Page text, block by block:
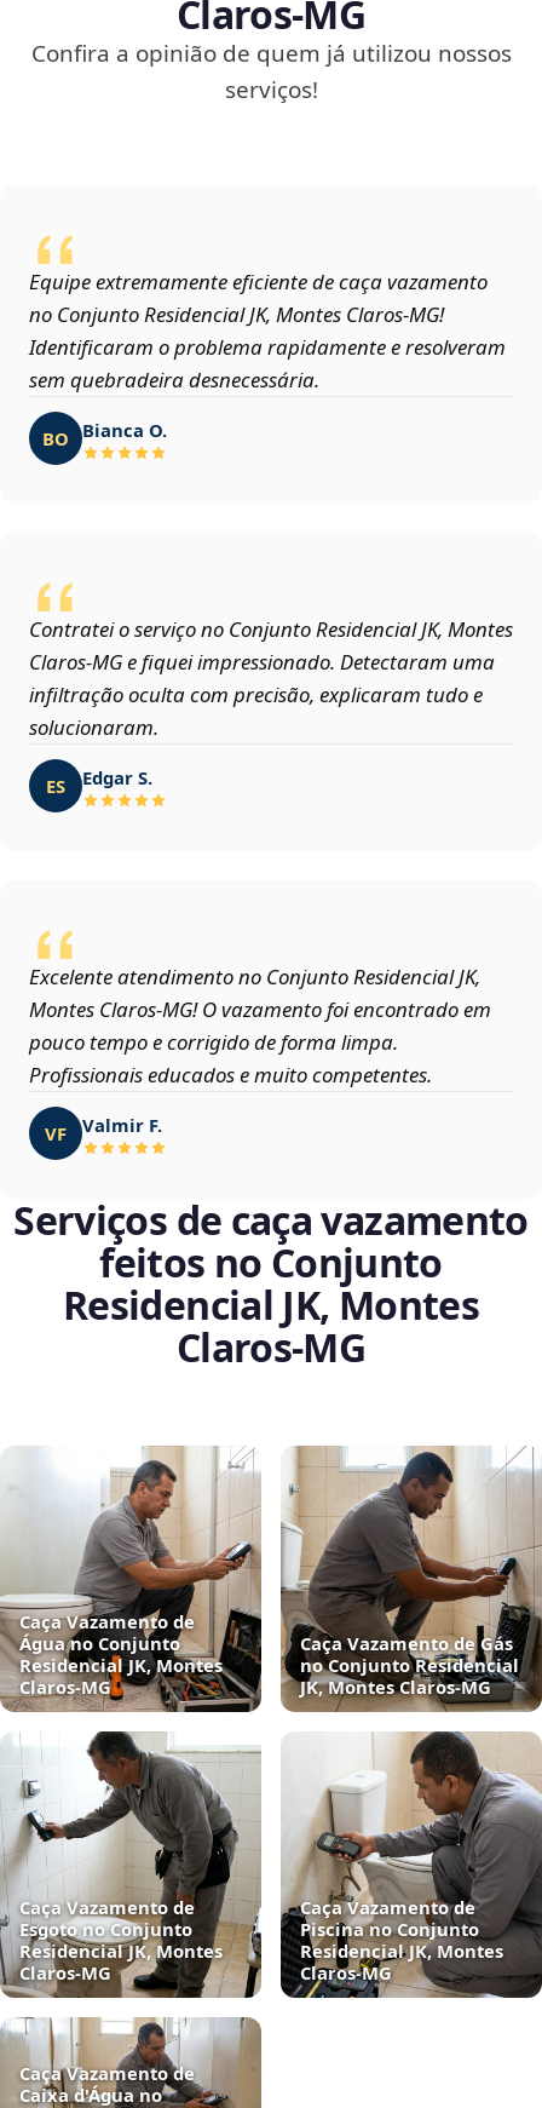
Claros‑MG
Confira a opinião de quem já utilizou nossos
serviços!
Equipe extremamente eficiente de caça vazamento
no Conjunto Residencial JK, Montes Claros‑MG!
Identificaram o problema rapidamente e resolveram
sem quebradeira desnecessária.
BO Bianca O.
Contratei o serviço no Conjunto Residencial JK, Montes
Claros‑MG e fiquei impressionado. Detectaram uma
infiltração oculta com precisão, explicaram tudo e
solucionaram.
ES Edgar S.
Excelente atendimento no Conjunto Residencial JK,
Montes Claros‑MG! O vazamento foi encontrado em
pouco tempo e corrigido de forma limpa.
Profissionais educados e muito competentes.
VF Valmir F.
Serviços de caça vazamento
feitos no Conjunto
Residencial JK, Montes
Claros‑MG
Caça Vazamento de
Água no Conjunto
Residencial JK, Montes
Claros‑MG
Caça Vazamento de Gás
no Conjunto Residencial
JK, Montes Claros‑MG
Caça Vazamento de
Esgoto no Conjunto
Residencial JK, Montes
Claros‑MG
Caça Vazamento de
Piscina no Conjunto
Residencial JK, Montes
Claros‑MG
Caça Vazamento de
Caixa d'Água no